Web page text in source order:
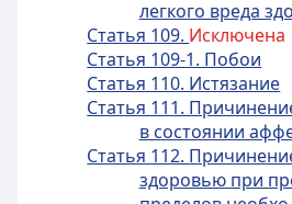
легкого вреда
Статья 109. Исключена
Статья 109-1. Побои
Статья 110. Истязание
Статья 111.
в состоянии
Статья 112.
здоровью при